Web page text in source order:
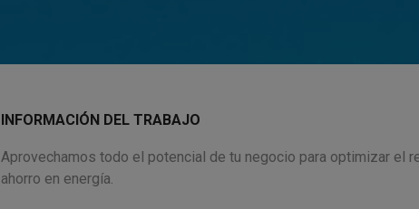
INFORMACIÓN DEL TRABAJO
Aprovechamos todo el potencial de tu negocio para optimizar el
ahorro en energía.